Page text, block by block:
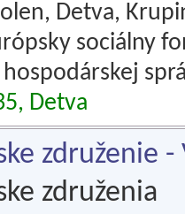
Detva,
sociálny
Detva
združenie
združenia